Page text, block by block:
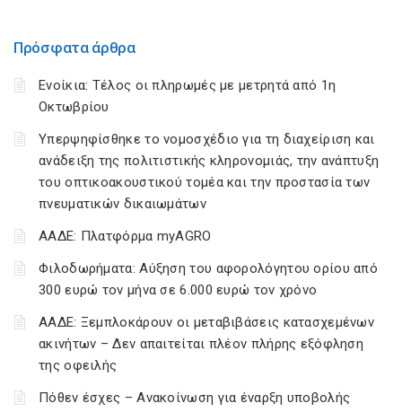
Πρόσφατα άρθρα
Ενοίκια: Τέλος οι πληρωμές με μετρητά από 1η
Οκτωβρίου
Υπερψηφίσθηκε το νομοσχέδιο για τη διαχείριση και
ανάδειξη της πολιτιστικής κληρονομιάς, την ανάπτυξη
του οπτικοακουστικού τομέα και την προστασία των
πνευματικών δικαιωμάτων
ΑΑΔΕ: Πλατφόρμα myAGRO
Φιλοδωρήματα: Αύξηση του αφορολόγητου ορίου από
300 ευρώ τον μήνα σε 6.000 ευρώ τον χρόνο
ΑΑΔΕ: Ξεμπλοκάρουν οι μεταβιβάσεις κατασχεμένων
ακινήτων – Δεν απαιτείται πλέον πλήρης εξόφληση
της οφειλής
Πόθεν έσχες – Ανακοίνωση για έναρξη υποβολής